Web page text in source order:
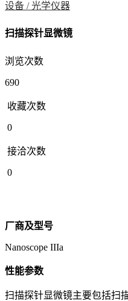
设备 /光学仪器
扫描探针显微镜
浏览次数
690
收藏次数
0
接洽次数
0
厂商及型号
Nanoscope IIIa
性能参数
扫描探针显微镜主要包括扫